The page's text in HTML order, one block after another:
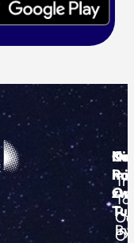
O
i